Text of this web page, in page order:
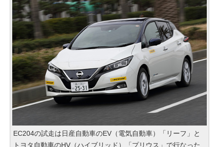
EC204の試走は日産自動車のEV（電気自動車）「リーフ」と
トヨタ自動車のHV（ハイブリッド）「プリウス」で行なった